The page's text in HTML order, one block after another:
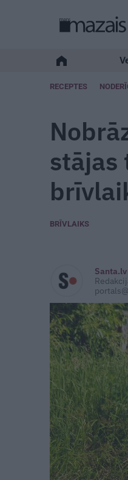
RECEPTES
stājas
BRĪVLAIKS
Santa.lv